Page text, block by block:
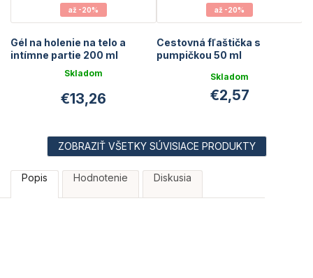
až -20%
Gél na holenie na telo a
intímne partie 200 ml
hodnotenie
produktu
z
5
Skladom
€13,26
až -20%
Cestovná fľaštička s
pumpičkou 50 ml
Skladom
€2,57
ZOBRAZIŤ VŠETKY SÚVISIACE PRODUKTY
Popis Hodnotenie Diskusia